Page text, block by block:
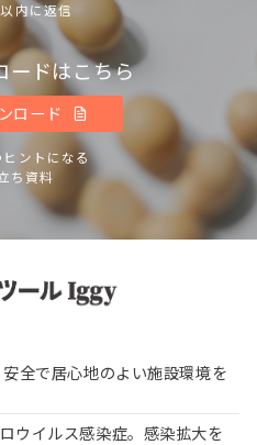
内に返信
ードはこちら
ロード
ントになる
ち資料
全で居心地のよい施設環境を
ウイルス感染症。感染拡大を